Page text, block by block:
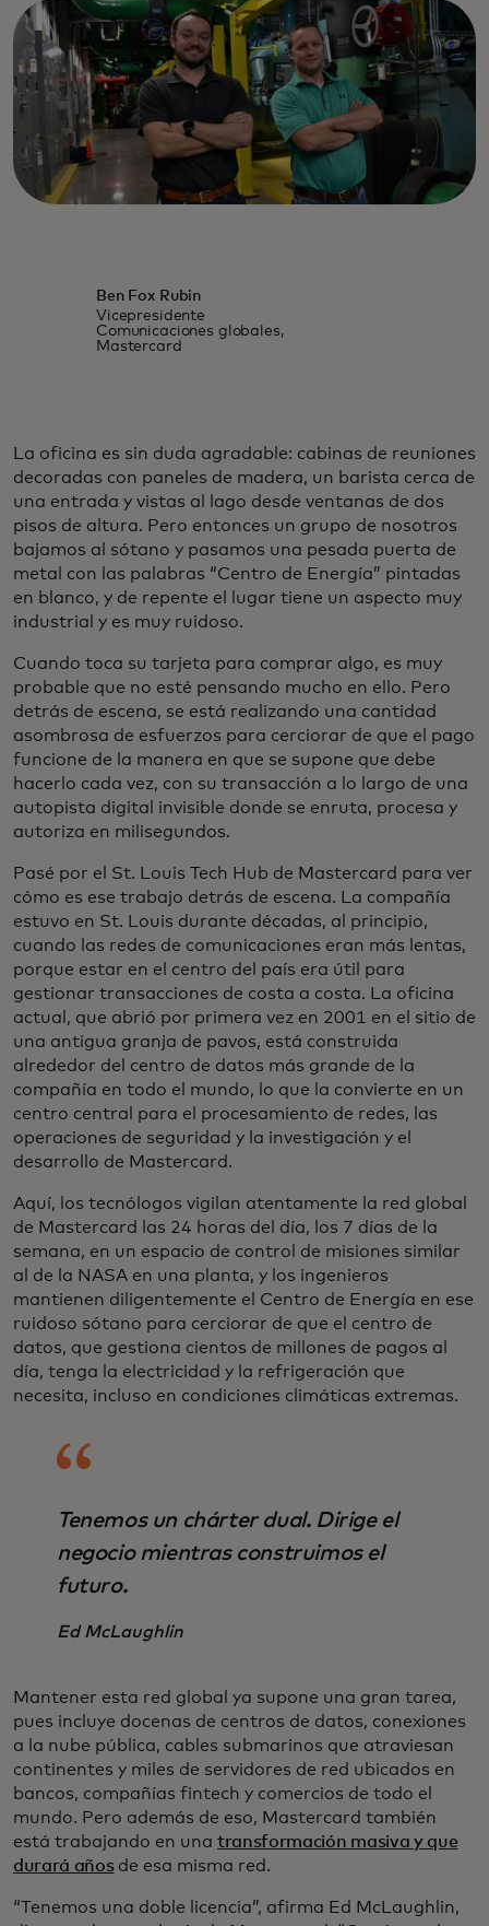
Ben Fox Rubin
Vicepresidente
Comunicaciones globales,
Mastercard
La oficina es sin duda agradable: cabinas de reuniones
decoradas con paneles de madera, un barista cerca de
una entrada y vistas al lago desde ventanas de dos
pisos de altura. Pero entonces un grupo de nosotros
bajamos al sótano y pasamos una pesada puerta de
metal con las palabras “Centro de Energía” pintadas
en blanco, y de repente el lugar tiene un aspecto muy
industrial y es muy ruidoso.
Cuando toca su tarjeta para comprar algo, es muy
probable que no esté pensando mucho en ello. Pero
detrás de escena, se está realizando una cantidad
asombrosa de esfuerzos para cerciorar de que el pago
funcione de la manera en que se supone que debe
hacerlo cada vez, con su transacción a lo largo de una
autopista digital invisible donde se enruta, procesa y
autoriza en milisegundos.
Pasé por el St. Louis Tech Hub de Mastercard para ver
cómo es ese trabajo detrás de escena. La compañía
estuvo en St. Louis durante décadas, al principio,
cuando las redes de comunicaciones eran más lentas,
porque estar en el centro del país era útil para
gestionar transacciones de costa a costa. La oficina
actual, que abrió por primera vez en 2001 en el sitio de
una antigua granja de pavos, está construida
alrededor del centro de datos más grande de la
compañía en todo el mundo, lo que la convierte en un
centro central para el procesamiento de redes, las
operaciones de seguridad y la investigación y el
desarrollo de Mastercard.
Aquí, los tecnólogos vigilan atentamente la red global
de Mastercard las 24 horas del día, los 7 días de la
semana, en un espacio de control de misiones similar
al de la NASA en una planta, y los ingenieros
mantienen diligentemente el Centro de Energía en ese
ruidoso sótano para cerciorar de que el centro de
datos, que gestiona cientos de millones de pagos al
día, tenga la electricidad y la refrigeración que
necesita, incluso en condiciones climáticas extremas.
Tenemos un chárter dual. Dirige el
negocio mientras construimos el
futuro.
Ed McLaughlin
Mantener esta red global ya supone una gran tarea,
pues incluye docenas de centros de datos, conexiones
a la nube pública, cables submarinos que atraviesan
continentes y miles de servidores de red ubicados en
bancos, compañías fintech y comercios de todo el
mundo. Pero además de eso, Mastercard también
está trabajando en una transformación masiva y que
durará añosde esa misma red.
“Tenemos una doble licencia”, afirma Ed McLaughlin,